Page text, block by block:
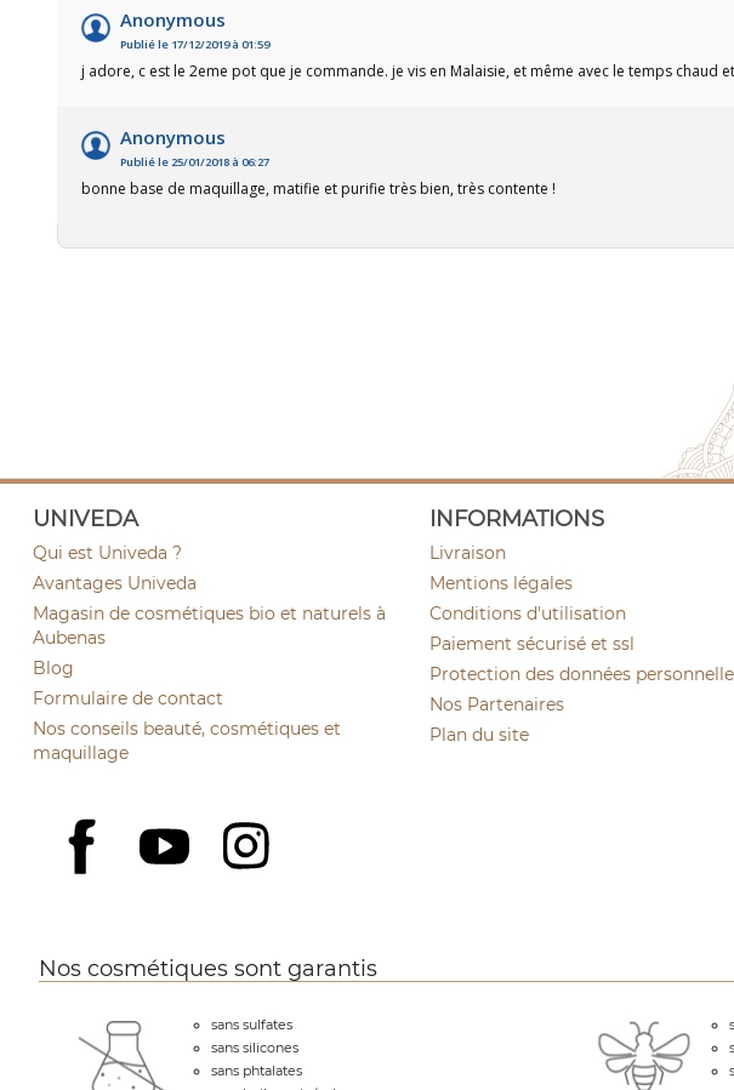
Anonymous
Publié le 17/12/2019 à 01:59
j adore, c est le 2eme pot que je commande. je vis en Malaisie, et même avec le temps chaud
Anonymous
Publié le 25/01/2018 à 06:27
bonne base de maquillage, matifie et purifie très bien, très contente !
UNIVEDA
Qui est Univeda ?
Avantages Univeda
Magasin de cosmétiques bio et naturels à
Aubenas
Blog
Formulaire de contact
Nos conseils beauté, cosmétiques et
maquillage
INFORMATIONS
Livraison
Mentions légales
Conditions d'utilisation
Paiement sécurisé et ssl
Protection des données
Nos Partenaires
Plan du site
Facebook
YouTube
Nos cosmétiques sont garantis
sans sulfates
sans silicones
sans phtalates